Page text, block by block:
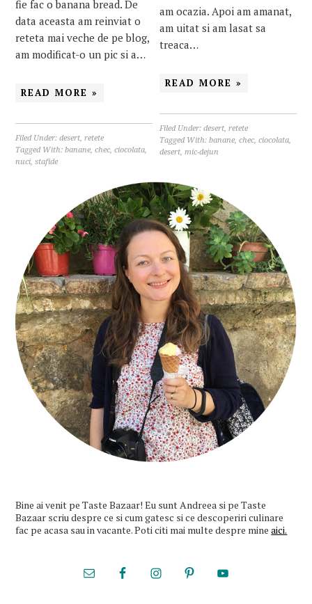
fie fac o banana bread. De
data aceasta am reinviat o
reteta mai veche de pe blog,
am modificat-o un pic si a…
READ MORE »
Filed Under:desert,retete
Tagged With:banane,chec,ciocolata,
nuci,stafide
am ocazia. Apoi am amanat,
am uitat si am lasat sa
treaca…
READ MORE »
Filed Under:desert,retete
Tagged With:banane,chec,ciocolata,
desert,mic-dejun
Bine ai venit pe Taste Bazaar! Eu sunt Andreea si pe Taste
Bazaar scriu despre ce si cum gatesc si ce descoperiri culinare
fac pe acasa sau in vacante. Poti citi mai multe despre mineaici.